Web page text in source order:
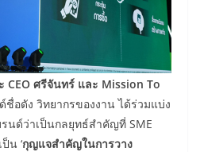
CEO ศรีจันทร์ และ Mission To
อดัง วิทยากรของงาน ได้ร่วมแบ่ง
นด์ว่าเป็นกลยุทธ์สำคัญที่ SME
น ‘กุญแจสำคัญในการวาง